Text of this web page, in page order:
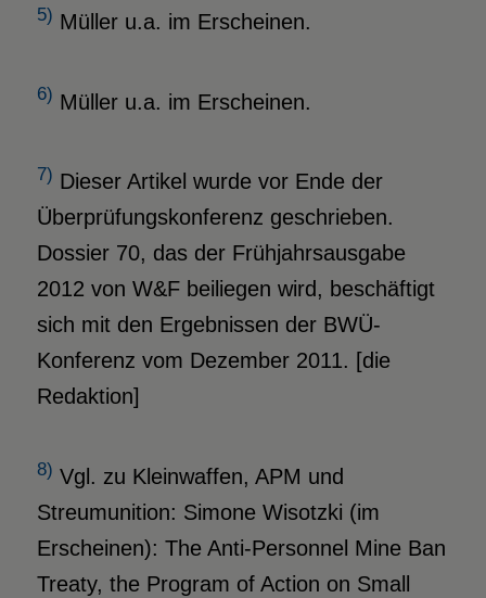
5) Müller u.a. im Erscheinen.
6) Müller u.a. im Erscheinen.
7) Dieser Artikel wurde vor Ende der
Überprüfungskonferenz geschrieben.
Dossier 70, das der Frühjahrsausgabe
2012 von W&F beiliegen wird, beschäftigt
sich mit den Ergebnissen der BWÜ-
Konferenz vom Dezember 2011. [die
Redaktion]
8) Vgl. zu Kleinwaffen, APM und
Streumunition: Simone Wisotzki (im
Erscheinen): The Anti-Personnel Mine Ban
Treaty, the Program of Action on Small